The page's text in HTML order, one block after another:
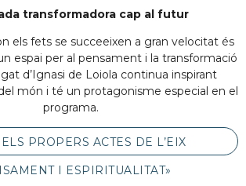
transformadora cap al futur
els fets se succeeixen a gran velocitat és
espai per al pensament i la transformació
d’Ignasi de Loiola continua inspirant
món i té un protagonisme especial en el
programa.
PROPERS ACTES DE L’EIX
I ESPIRITUALITAT»